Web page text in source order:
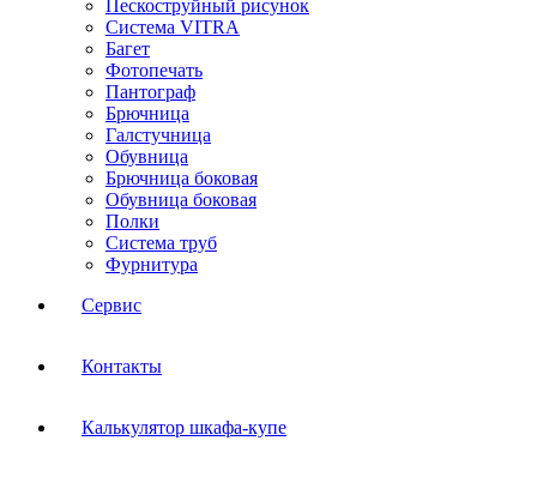
Пескоструйный рисунок
Система VITRA
Багет
Фотопечать
Пантограф
Брючница
Галстучница
Обувница
Брючница боковая
Обувница боковая
Полки
Система труб
Фурнитура
Сервис
Контакты
Калькулятор шкафа-купе